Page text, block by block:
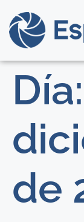
Día:
de